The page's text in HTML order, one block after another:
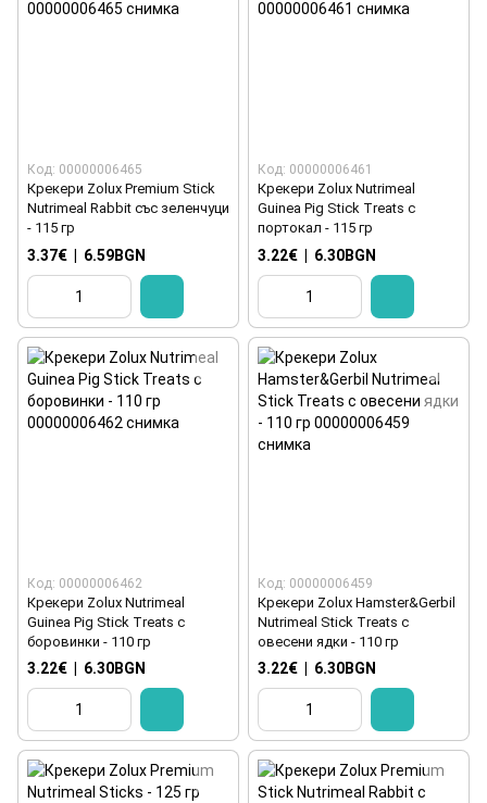
Код: 00000006465
Крекери Zolux Premium Stick
Nutrimeal Rabbit със зеленчуци
- 115 гр
3.37€ | 6.59BGN
Код: 00000006461
Крекери Zolux Nutrimeal
Guinea Pig Stick Treats с
портокал - 115 гр
3.22€ | 6.30BGN
Код: 00000006462
Крекери Zolux Nutrimeal
Guinea Pig Stick Treats с
боровинки - 110 гр
3.22€ 6.30BGN
Код: 00000006459
Крекери Zolux Hamster&Gerbil
Nutrimeal Stick Treats с
овесени ядки - 110 гр
3.22€ 6.30BGN